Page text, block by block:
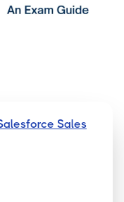
Sales